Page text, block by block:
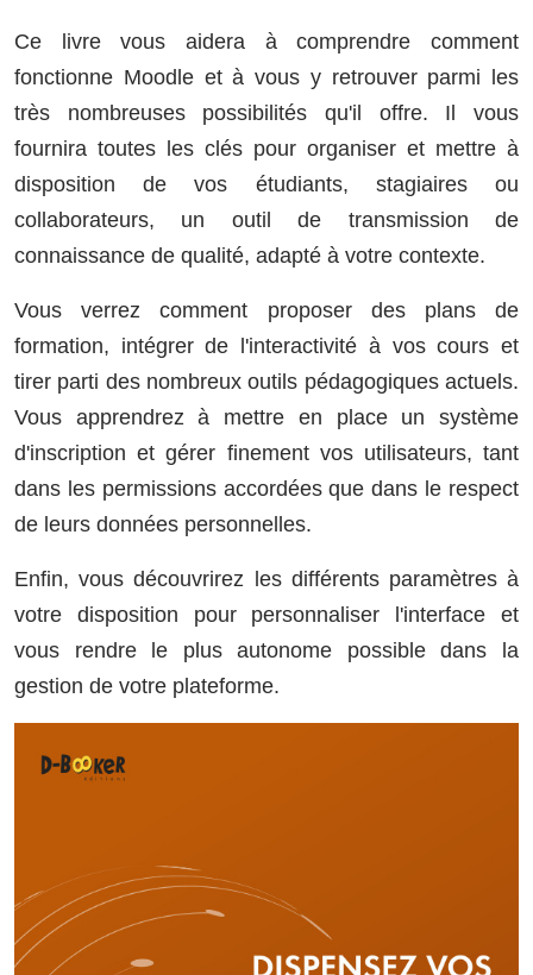
Ce livre vous aidera à comprendre comment
fonctionne Moodle et à vous y retrouver parmi les
très nombreuses possibilités qu'il offre. Il vous
fournira toutes les clés pour organiser et mettre à
disposition de vos étudiants, stagiaires ou
collaborateurs, un outil de transmission de
connaissance de qualité, adapté à votre contexte.
Vous verrez comment proposer des plans de
formation, intégrer de l'interactivité à vos cours et
tirer parti des nombreux outils pédagogiques actuels.
Vous apprendrez à mettre en place un système
d'inscription et gérer finement vos utilisateurs, tant
dans les permissions accordées que dans le respect
de leurs données personnelles.
Enfin, vous découvrirez les différents paramètres à
votre disposition pour personnaliser l'interface et
vous rendre le plus autonome possible dans la
gestion de votre plateforme.